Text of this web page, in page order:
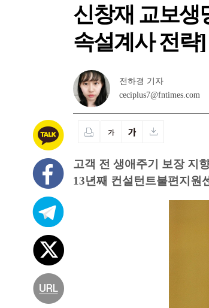
신창재 교보생
속설계사 전략]
전하경 기자
ceciplus7@fntimes.com
고객 전 생애주기 보장 지
13년째 컨설턴트불편지원